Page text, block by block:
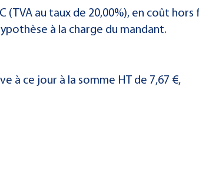
(TVA au taux de 20,00%), en coût
à la charge du mandant.
à ce jour à la somme HT de 7,67 €,